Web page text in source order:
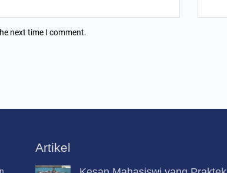
next time I comment.
Artikel